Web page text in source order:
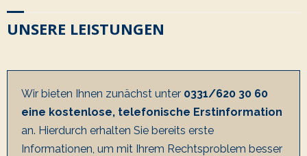
UNSERE LEISTUNGEN
Wir bieten Ihnen zunächst unter 0331/620 30 60
eine kostenlose, telefonische Erstinformation
an. Hierdurch erhalten Sie bereits erste
Informationen, um mit Ihrem Rechtsproblem besser